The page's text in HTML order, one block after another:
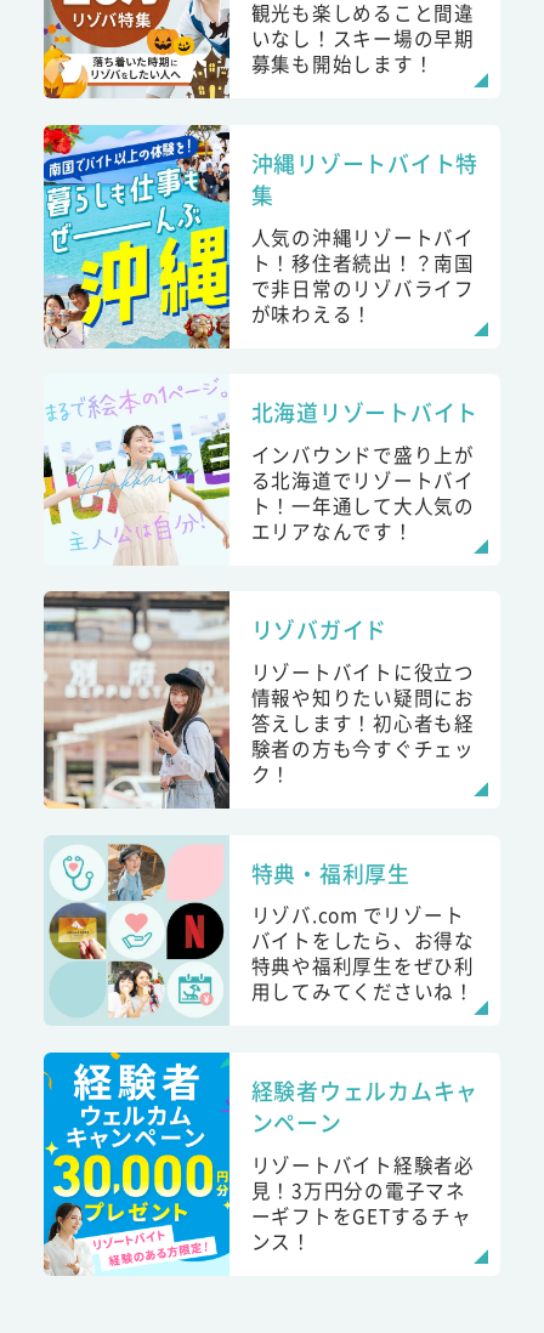
観光も楽しめること間違
いなし！スキー場の早期
募集も開始します！
沖縄リゾートバイト特
集
人気の沖縄リゾートバイ
ト！移住者続出！？南国
で非日常のリゾバライフ
が味わえる！
北海道リゾートバイト
インバウンドで盛り上が
る北海道でリゾートバイ
ト！一年通して大人気の
エリアなんです！
リゾバガイド
リゾートバイトに役立つ
情報や知りたい疑問にお
答えします！初心者も経
験者の方も今すぐチェッ
ク！
特典・福利厚生
リゾバ.com でリゾート
バイトをしたら、お得な
特典や福利厚生をぜひ利
用してみてくださいね！
経験者ウェルカムキャ
ンペーン
リゾートバイト経験者必
見！3万円分の電子マネ
ーギフトをGETするチャ
ンス！